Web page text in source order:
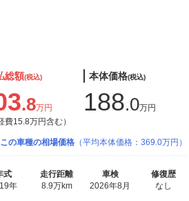
総額(税込)
.8万円
費15.8万円含む）
本体価格(税込)
188.0万円
この車種の相場価格 （平均本体価格：369.0万円）
式
年
走行距離
8.9万km
車検
2026年8月
修復歴
なし